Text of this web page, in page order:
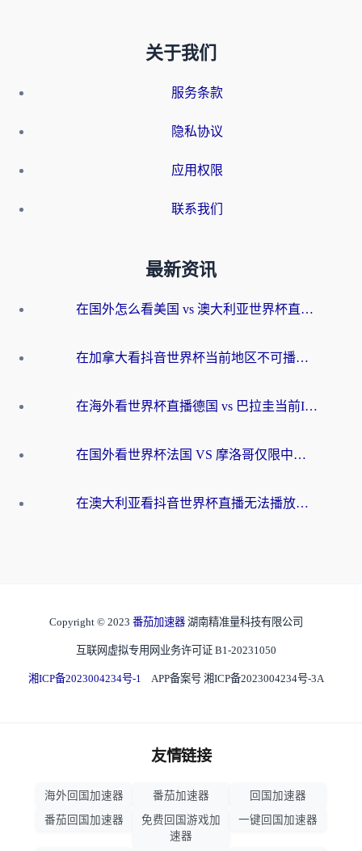
关于我们
服务条款
隐私协议
应用权限
联系我们
最新资讯
在国外怎么看美国 vs 澳大利亚世界杯直播？海外党必藏的中文解说观赛指南
在加拿大看抖音世界杯当前地区不可播放？海外党体育观赛终极指南
在海外看世界杯直播德国 vs 巴拉圭当前IP受限制？这篇指南帮你轻松解决地区限制
在国外看世界杯法国 VS 摩洛哥仅限中国大陆？别让地域限制拦下你的欢呼
在澳大利亚看抖音世界杯直播无法播放？海外党体育观赛终极指南来了！
Copyright © 2023 番茄加速器 湖南精准量科技有限公司
互联网虚拟专用网业务许可证 B1-20231050
湘ICP备2023004234号-1 APP备案号 湘ICP备2023004234号-3A
友情链接
海外回国加速器 番茄加速器
回国加速器
番茄回国加速器
免费回国游戏加
速器
一键回国加速器